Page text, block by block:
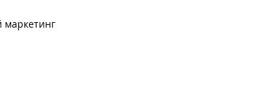
маркетинг